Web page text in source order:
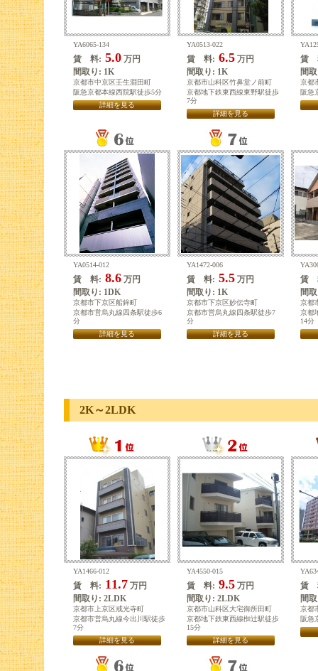
YA6065-134
賃 料: 5.0 万円
間取り: 1K
京都市中京区壬生淵田町
阪急京都本線西院駅徒歩5分
詳細を見る
YA0513-022
賃 料: 6.5 万円
間取り: 1K
京都市山科区竹鼻堂ノ前町
京都地下鉄東西線東野駅徒歩
7分
詳細を見る
賃
間
京都
阪急
YA0514-012
賃 料: 8.6 万円
間取り: 1DK
京都市下京区船鉾町
京都市営烏丸線四条駅徒歩6
分
詳細を見る
YA1472-006
賃 料: 5.5 万円
間取り: 1K
京都市下京区妙伝寺町
京都市営烏丸線四条駅徒歩7
分
詳細を見る
賃
間
京都
京都
14分
2K～2LDK
YA1466-012
賃 料: 11.7 万円
間取り: 2LDK
京都市上京区戒光寺町
京都市営烏丸線今出川駅徒歩
7分
詳細を見る
YA4550-015
賃 料: 9.5 万円
間取り: 2LDK
京都市山科区大宅御所田町
京都地下鉄東西線椥辻駅徒歩
15分
詳細を見る
賃
間
京都
阪急